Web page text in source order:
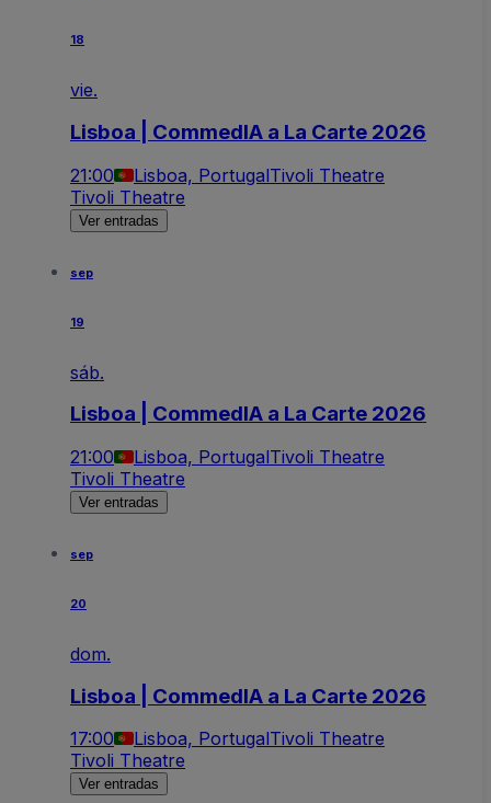
18
vie.
Lisboa | CommedIA a La Carte 2026
21:00 Lisboa, PortugalTivoli Theatre
Tivoli Theatre
Ver entradas
sep
19
sáb.
Lisboa | CommedIA a La Carte 2026
21:00 Lisboa, PortugalTivoli Theatre
Tivoli Theatre
Ver entradas
sep
20
dom.
Lisboa | CommedIA a La Carte 2026
17:00 Lisboa, PortugalTivoli Theatre
Tivoli Theatre
Ver entradas